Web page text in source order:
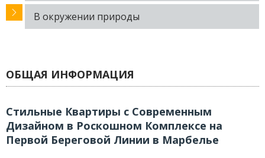
В окружении природы
ОБЩАЯ ИНФОРМАЦИЯ
Стильные Квартиры с Современным
Дизайном в Роскошном Комплексе на
Первой Береговой Линии в Марбелье